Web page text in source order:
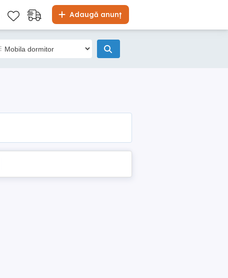
Adaugă anunț